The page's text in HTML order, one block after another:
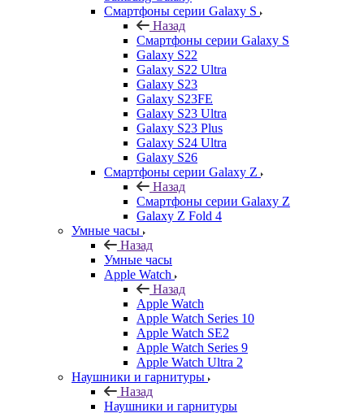
Смартфоны серии Galaxy S
Назад
Смартфоны серии Galaxy S
Galaxy S22
Galaxy S22 Ultra
Galaxy S23
Galaxy S23FE
Galaxy S23 Ultra
Galaxy S23 Plus
Galaxy S24 Ultra
Galaxy S26
Смартфоны серии Galaxy Z
Назад
Смартфоны серии Galaxy Z
Galaxy Z Fold 4
Умные часы
Назад
Умные часы
Apple Watch
Назад
Apple Watch
Apple Watch Series 10
Apple Watch SE2
Apple Watch Series 9
Apple Watch Ultra 2
Наушники и гарнитуры
Назад
Наушники и гарнитуры